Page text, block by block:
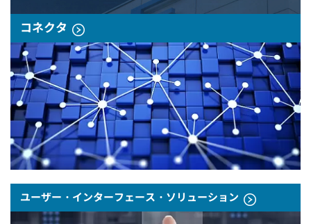
コネクタ
ユーザー・インターフェース・ソリューション